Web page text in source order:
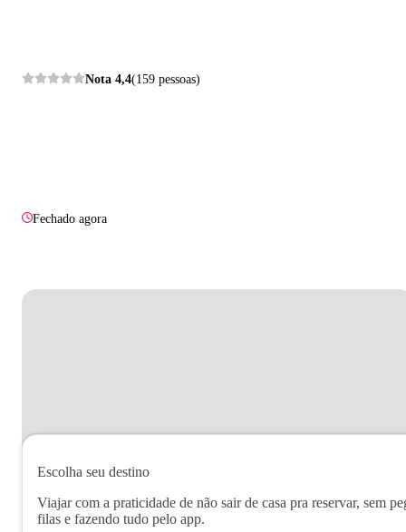
Nota 4,4(159 pessoas)
Fechado agora
Escolha seu destino
Viajar com a praticidade de não sair de casa pra reservar, sem
filas e fazendo tudo pelo app.